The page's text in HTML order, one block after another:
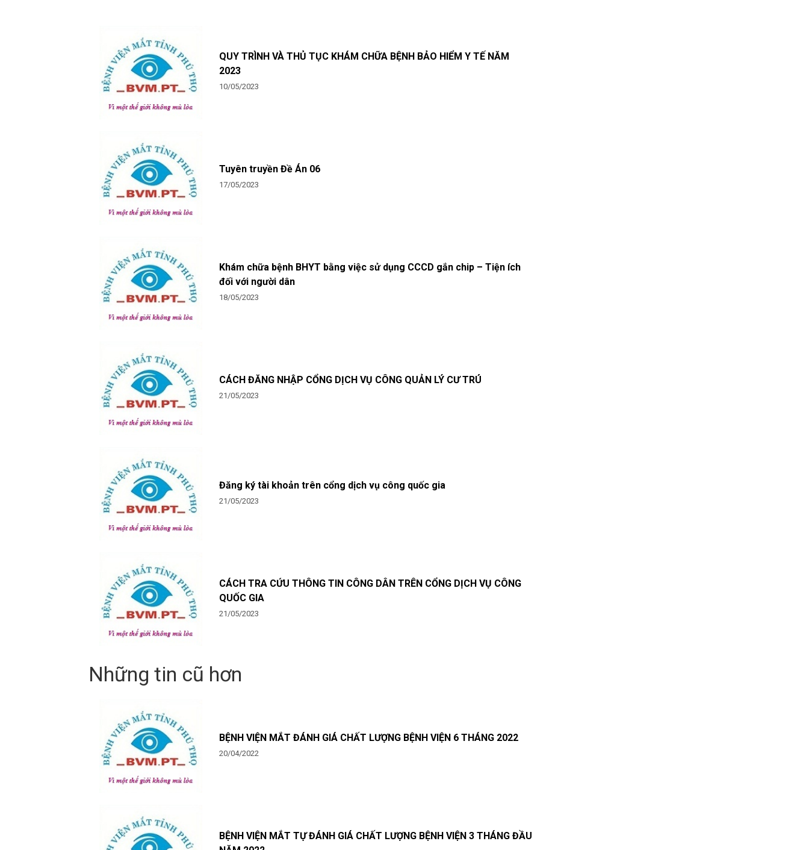
QUY TRÌNH VÀ THỦ TỤC KHÁM CHỮA BỆNH BẢO HIỂM Y TẾ NĂM
2023
10/05/2023
Tuyên truyền Đề Án 06
17/05/2023
Khám chữa bệnh BHYT bằng việc sử dụng CCCD gắn chip – Tiện ích
đối với người dân
18/05/2023
CÁCH ĐĂNG NHẬP CỔNG DỊCH VỤ CÔNG QUẢN LÝ CƯ TRÚ
21/05/2023
Đăng ký tài khoản trên cổng dịch vụ công quốc gia
21/05/2023
CÁCH TRA CỨU THÔNG TIN CÔNG DÂN TRÊN CỔNG DỊCH VỤ CÔNG
QUỐC GIA
21/05/2023
Những tin cũ hơn
BỆNH VIỆN MẮT ĐÁNH GIÁ CHẤT LƯỢNG BỆNH VIỆN 6 THÁNG 2022
20/04/2022
BỆNH VIỆN MẮT TỰ ĐÁNH GIÁ CHẤT LƯỢNG BỆNH VIỆN 3 THÁNG ĐẦU